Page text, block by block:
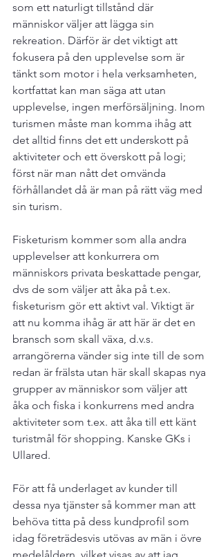
som ett naturligt tillstånd där
människor väljer att lägga sin
rekreation. Därför är det viktigt att
fokusera på den upplevelse som är
tänkt som motor i hela verksamheten,
kortfattat kan man säga att utan
upplevelse, ingen merförsäljning. Inom
turismen måste man komma ihåg att
det alltid finns det ett underskott på
aktiviteter och ett överskott på logi;
först när man nått det omvända
förhållandet då är man på rätt väg med
sin turism.
Fisketurism kommer som alla andra
upplevelser att konkurrera om
människors privata beskattade pengar,
dvs de som väljer att åka på t.ex.
fisketurism gör ett aktivt val. Viktigt är
att nu komma ihåg är att här är det en
bransch som skall växa, d.v.s.
arrangörerna vänder sig inte till de som
redan är frälsta utan här skall skapas nya
grupper av människor som väljer att
åka och fiska i konkurrens med andra
aktiviteter som t.ex. att åka till ett känt
turistmål för shopping. Kanske GKs i
Ullared.
För att få underlaget av kunder till
dessa nya tjänster så kommer man att
behöva titta på dess kundprofil som
idag företrädesvis utövas av män i övre